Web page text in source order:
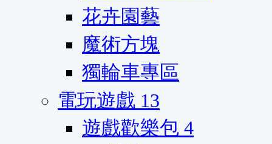
花卉園藝
魔術方塊
獨輪車專區
電玩遊戲 13
遊戲歡樂包 4